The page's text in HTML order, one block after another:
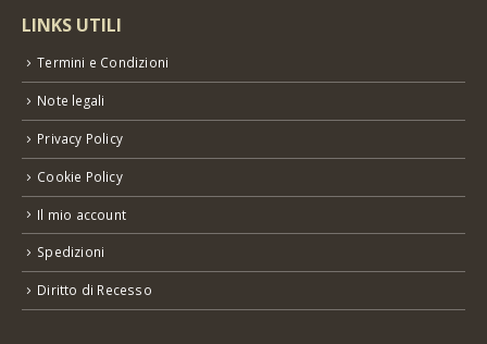
LINKS UTILI
Termini e Condizioni
Note legali
Privacy Policy
Cookie Policy
Il mio account
Spedizioni
Diritto di Recesso